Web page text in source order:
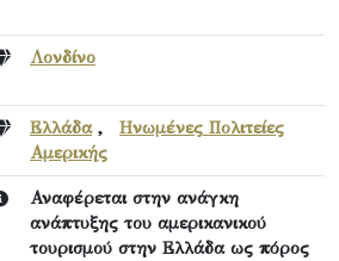
Λονδίνο
Ελλάδα, Ηνωμένες Πολιτείες
Αμερικής
Αναφέρεται στην ανάγκη
ανάπτυξης του αμερικανικού
τουρισμού στην Ελλάδα ως πόρος